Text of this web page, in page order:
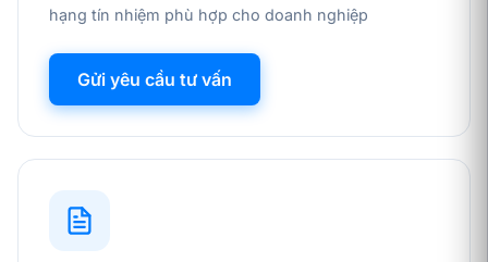
hạng tín nhiệm phù hợp cho doanh nghiệp
Gửi yêu cầu tư vấn